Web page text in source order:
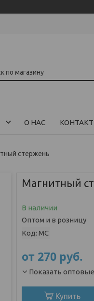
О НАС
стержень
Магнитный
В наличии
Оптом и в розницу
Код: МС
от 270 руб.
Показать
Купить